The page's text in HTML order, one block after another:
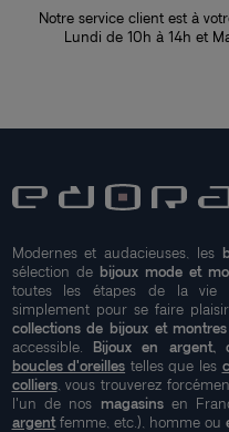
Notre service client est à
Lundi de 10h à 14h et
Modernes et audacieuses, les
sélection de bijoux mode et
toutes les étapes de la vie
simplement pour se faire
collections de bijoux et
accessible. Bijoux en argent,
boucles d'oreilles telles que les
colliers, vous trouverez
l'un de nos magasinsen
argentfemme, etc.), homme ou